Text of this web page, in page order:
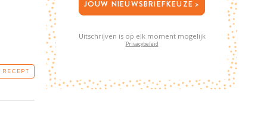
JOUW NIEUWSBRIEFKEUZE >
Uitschrijven is op elk moment mogelijk
Privacybeleid